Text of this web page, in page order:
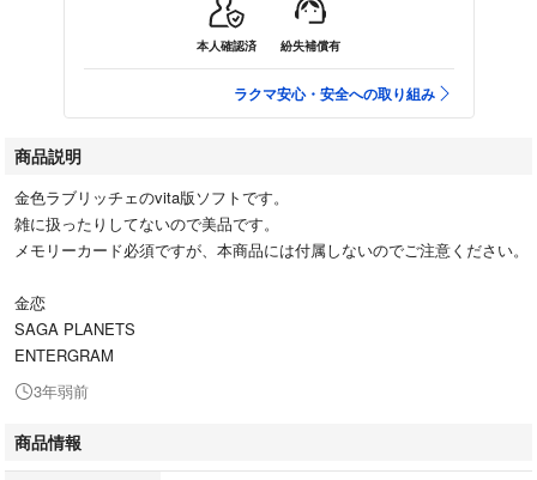
本人確認済 紛失補償有
ラクマ安心・安全への取り組み
商品説明
金色ラブリッチェのvita版ソフトです。
雑に扱ったりしてないので美品です。
メモリーカード必須ですが、本商品には付属しないのでご注意ください。
金恋
SAGA PLANETS
ENTERGRAM
3年弱前
商品情報